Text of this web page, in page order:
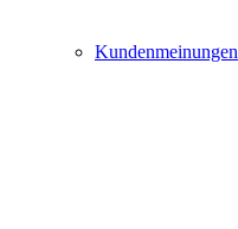
Kundenmeinungen